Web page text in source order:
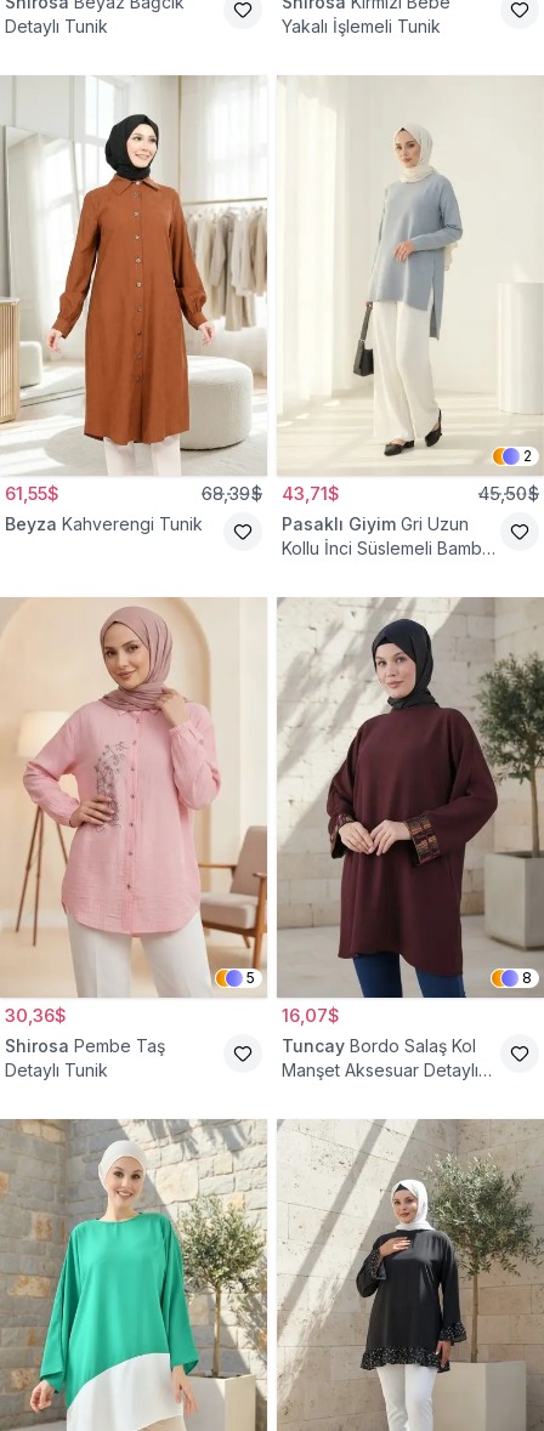
Detaylı Tunik
Yakalı İşlemeli Tunik
61,55$ 68,39$
Beyza Kahverengi Tunik
2
43,71$ 45,50$
Pasaklı Giyim Gri Uzun
Kollu İnci Süslemeli Bambu
5
30,36$
Shirosa Pembe Taş
Detaylı Tunik
8
16,07$
Tuncay Bordo Salaş Kol
Manşet Aksesuar Detaylı